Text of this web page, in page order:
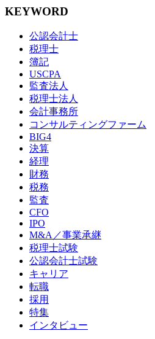
KEYWORD
公認会計士
税理士
簿記
USCPA
監査法人
税理士法人
会計事務所
コンサルティングファーム
BIG4
決算
経理
財務
税務
監査
CFO
IPO
M&A／事業承継
税理士試験
公認会計士試験
キャリア
転職
採用
特集
インタビュー